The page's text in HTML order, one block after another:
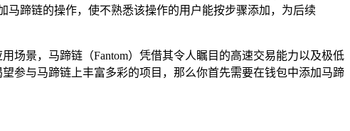
马蹄链的操作，使不熟悉该操作的用户能按步骤添加，为后续
场景，马蹄链（Fantom）凭借其令人瞩目的高速交易能力以及极低
参与马蹄链上丰富多彩的项目，那么你首先需要在钱包中添加马蹄